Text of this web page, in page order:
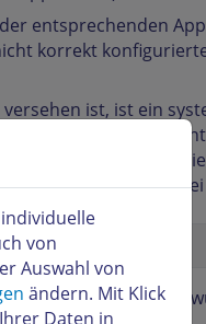
entsprechenden
korrekt
ist, ist ein
des Servers
, damit
Duplikat dieser
protokolliert
von
Auswahl von
ändern. Mit Klick
Daten in